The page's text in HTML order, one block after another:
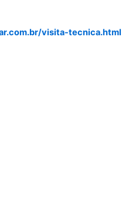
visita-tecnica.html